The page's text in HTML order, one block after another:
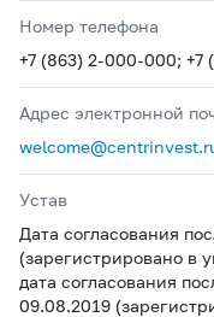
Номер телефона
+7 (863) 2-000-000; +7
Адрес электронной
Устав
Дата согласования
(зарегистрировано в
дата согласования
09.08.2019